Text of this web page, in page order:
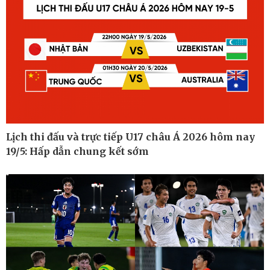
Xe máy
Tư vấn
Thông tin doanh nghiệp
Doanh nghiệp 24h
Doanh nhân
Vì cộng đồng
Lịch thi đấu và trực tiếp U17 châu Á 2026 hôm nay
19/5: Hấp dẫn chung kết sớm